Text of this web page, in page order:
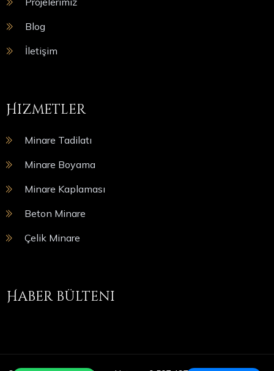
Blog
İletişim
Hizmetler
Minare Tadilatı
Minare Boyama
Minare Kaplaması
Beton Minare
Çelik Minare
Haber bülteni